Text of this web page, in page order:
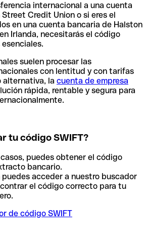
internacional a una cuenta
Credit Union o si eres el
en una cuenta bancaria de Halston
Irlanda, necesitarás el código
suelen procesar las
con lentitud y con tarifas
alternativa, la cuenta de empresa
rápida, rentable y segura para
tu código SWIFT?
puedes obtener el código
bancario.
acceder a nuestro buscador
el código correcto para tu
de código SWIFT